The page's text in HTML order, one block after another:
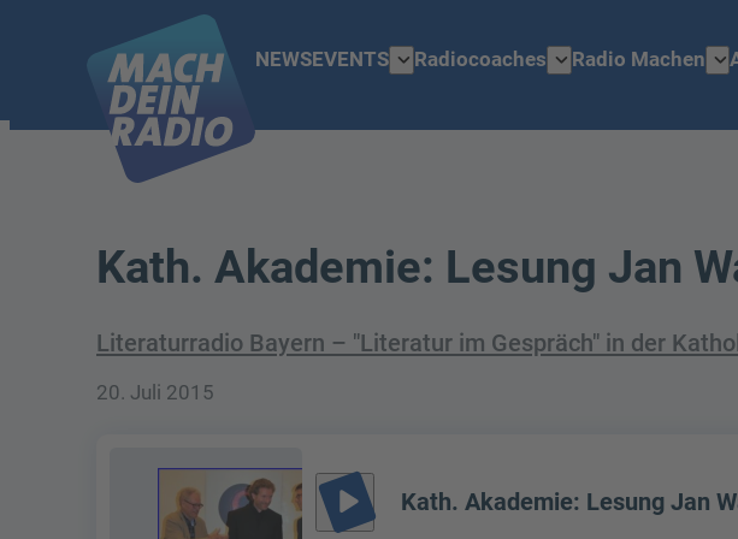
NEWSEVENTS expand_moreRadiocoaches expand_moreRadio Machen expand_more
Kath. Akademie: Lesung Jan
Literaturradio Bayern – "Literatur im Gespräch" in der
20. Juli 2015
play_arrow Kath. Akademie: Lesung Jan